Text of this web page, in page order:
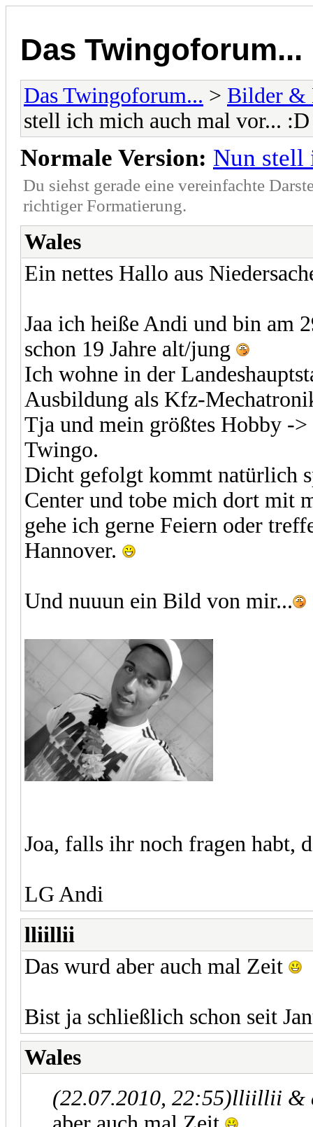
Das Twingoforum...
Das Twingoforum... > Bilder &
stell ich mich auch mal vor... :D
Normale Version: Nun stell
Du siehst gerade eine vereinfachte
richtiger Formatierung.
Wales
Ein nettes Hallo aus
Jaa ich heiße Andi und bin am
schon 19 Jahre alt/jung
Ich wohne in der
Ausbildung als Kfz-
Tja und mein größtes Hobby -
Twingo.
Dicht gefolgt kommt natürlich
Center und tobe mich dort mit
gehe ich gerne Feiern oder
Hannover.
Und nuuun ein Bild von mir...
Joa, falls ihr noch fragen habt,
LG Andi
lliillii
Das wurd aber auch mal Zeit
Bist ja schließlich schon seit
Wales
(22.07.2010, 22:55)lliillii &